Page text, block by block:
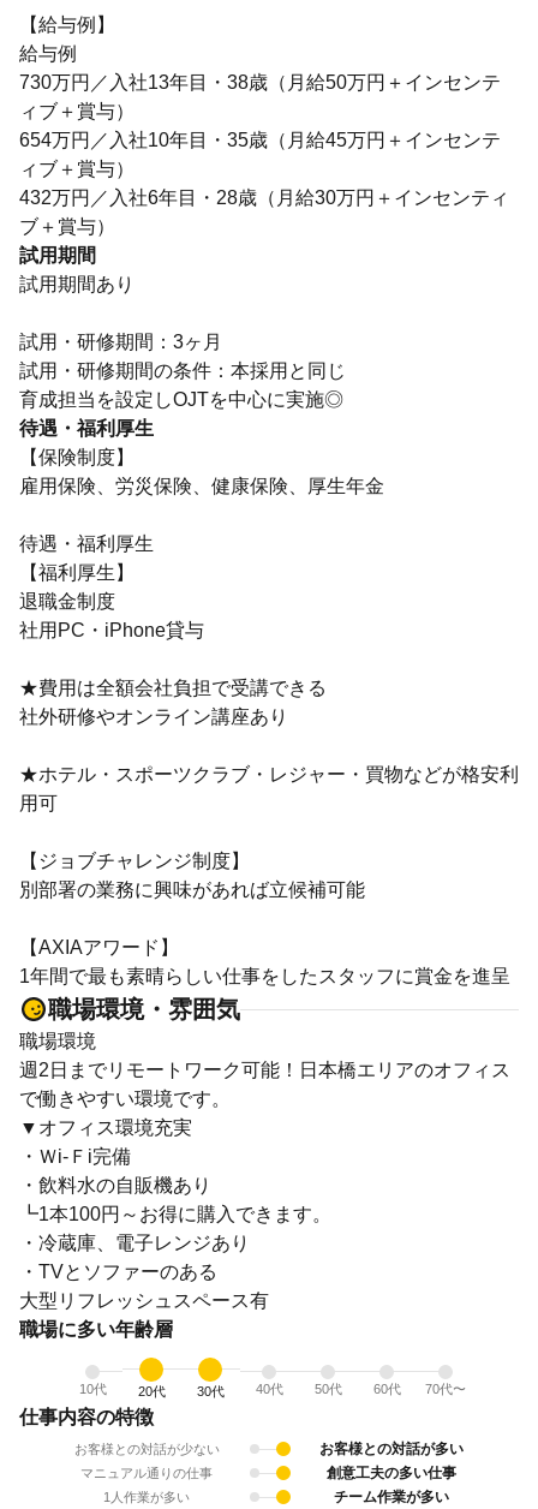
【給与例】
給与例
730万円／入社13年目・38歳（月給50万円＋インセンテ
ィブ＋賞与）
654万円／入社10年目・35歳（月給45万円＋インセンテ
ィブ＋賞与）
432万円／入社6年目・28歳（月給30万円＋インセンティ
ブ＋賞与）
試用期間
試用期間あり
試用・研修期間：3ヶ月
試用・研修期間の条件：本採用と同じ
待遇・福利厚生
【保険制度】
雇用保険、労災保険、健康保険、厚生年金
待遇・福利厚生
【福利厚生】
退職金制度
社用PC・iPhone貸与
★費用は全額会社負担で受講できる
社外研修やオンライン講座あり
★ホテル・スポーツクラブ・レジャー・買物などが格安利
用可
【ジョブチャレンジ制度】
別部署の業務に興味があれば立候補可能
【AXIAアワード】
1年間で最も素晴らしい仕事をしたスタッフに賞金を進呈
職場環境・雰囲気
職場環境
週2日までリモートワーク可能！日本橋エリアのオフィス
で働きやすい環境です。
▼オフィス環境充実
・Ｗi-Ｆi完備
・飲料水の自販機あり
┗1本100円～お得に購入できます。
・冷蔵庫、電子レンジあり
・TVとソファーのある
大型リフレッシュスペース有
職場に多い年齢層
10代 20代 30代 40代 50代 60代 70代〜
仕事内容の特徴
お客様との対話が少ない お客様との対話が多い
マニュアル通りの仕事 創意工夫の多い仕事
1人作業が多い チーム作業が多い